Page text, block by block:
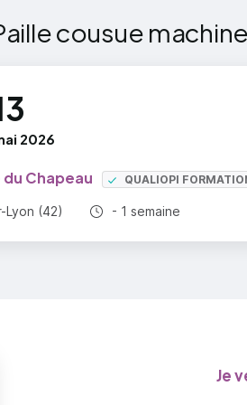
: travail sur des modèles
du/des modèles selon les
plus
cousue
2026
Chapeau QUALIOPI
Lyon (42) Durée totale :
- 1 semaine
Je